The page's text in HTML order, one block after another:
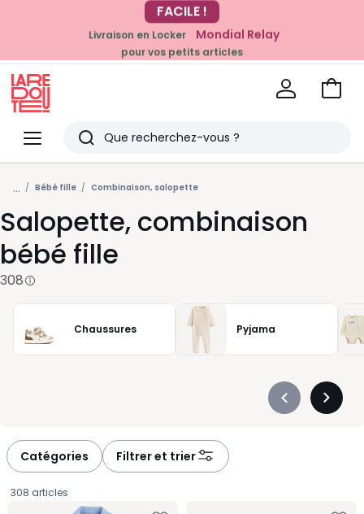
EN CE MOMENT
-20% dès 39€*
sur la mode
Livraison en Locker Mondial Relay
pour vos petits articles
Menu
Redoute
Rechercher
Derniers
articles
vus
Voir
... Bébé fille Combinaison, salopette
Salopette, combinaison
bébé fille
308
Chaussures Pyjama
Précédent
Catégories Filtrer et trier
308 articles